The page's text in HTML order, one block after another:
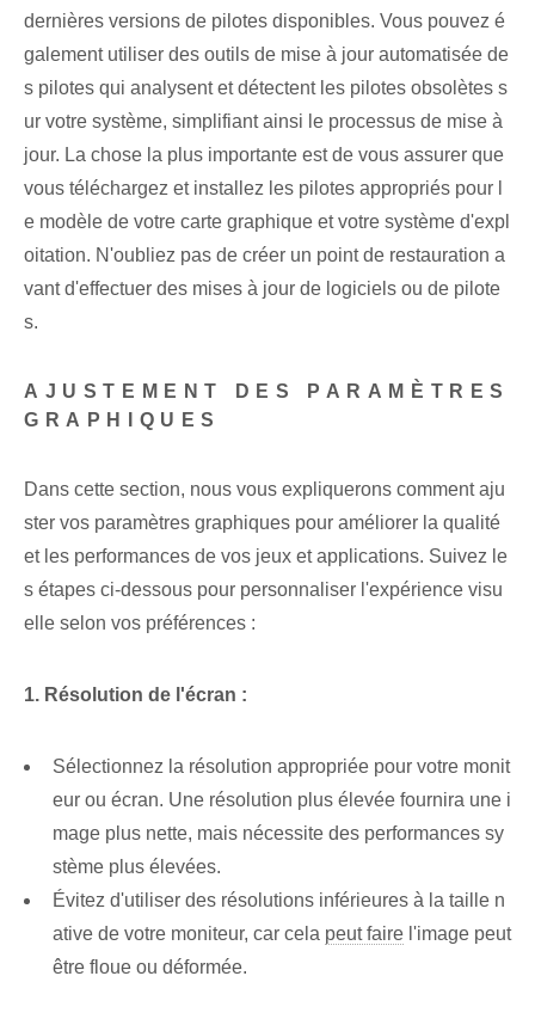
dernières versions de pilotes disponibles. Vous pouvez é
galement utiliser des outils de mise à jour automatisée de
s pilotes qui analysent et détectent les pilotes obsolètes s
ur votre système, simplifiant ainsi le processus de mise à
jour. La chose la plus importante est de vous assurer que
vous téléchargez et installez les pilotes appropriés pour l
e modèle de votre carte graphique et votre système d'expl
oitation. N'oubliez pas de créer un point de restauration a
vant d'effectuer des mises à jour de logiciels ou de pilote
s.
AJUSTEMENT DES PARAMÈTRES
GRAPHIQUES
Dans cette section, nous vous expliquerons comment aju
ster vos paramètres graphiques pour améliorer la qualité
et les performances de vos jeux et applications. Suivez le
s étapes ci-dessous pour personnaliser l'expérience visu
elle selon vos préférences :
1. Résolution de l'écran :
Sélectionnez la résolution appropriée ⁢pour votre ‌monit
eur‌ ou écran. Une résolution plus élevée fournira une i
mage plus nette, mais nécessite des performances sy
stème plus élevées.
Évitez d'utiliser des résolutions inférieures à la taille n
ative de votre moniteur, car cela peut faire l'image peut
être floue ou déformée.